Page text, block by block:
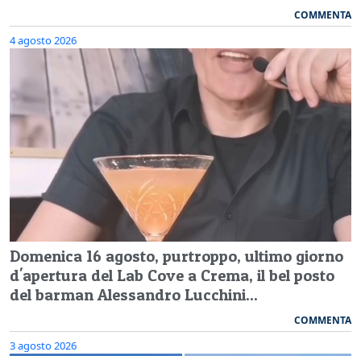
COMMENTA
4 agosto 2026
Domenica 16 agosto, purtroppo, ultimo giorno
d'apertura del Lab Cove a Crema, il bel posto
del barman Alessandro Lucchini...
COMMENTA
3 agosto 2026